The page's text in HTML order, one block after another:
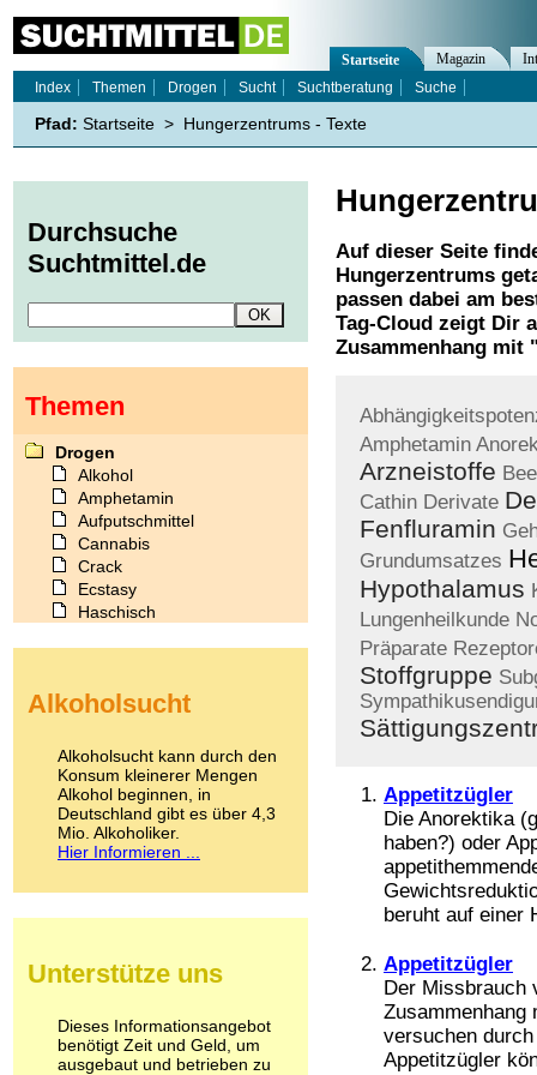
Auf dieser Seite
Hungerzentrums
passen dabei am
Tag-Cloud zeigt Dir
Zusammenhang mit
Amphetamin
Arzneistoffe
Cathin Derivate
Fenfluramin
Grundumsatzes
Hypothalamus
Lungenheilkunde
Präparate
Stoffgruppe
Appetitzügler
Die Anorektika
haben?) oder
beruht auf einer
Appetitzügler
Der Missbrauch
Zusammenhang
versuchen
Appetitzügler
Startseite Magazin
Index
Themen Drogen Sucht Suchtberatung Suche
Pfad: Startseite > Hungerzentrums - Texte
Durchsuche
Suchtmittel.de
Themen
Drogen
Alkohol
Amphetamin
Aufputschmittel
Cannabis
Crack
Ecstasy
Haschisch
Kokain
LSD
Marihuana
Medikamente
Meskalin
Metamphetamin
Methadon
Pilze
Psychopharmaka
Schlafmittel
Schmerzmittel
Alkoholsucht
Alkoholsucht kann durch den
Konsum kleinerer Mengen
Alkohol beginnen, in
Deutschland gibt es über 4,3
Mio. Alkoholiker.
Hier Informieren ...
Unterstütze uns
Dieses Informationsangebot
benötigt Zeit und Geld, um
ausgebaut und betrieben zu